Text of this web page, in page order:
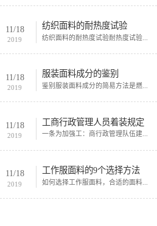
11/18
2019
纺织面料的耐热度试验
纺织面料的耐热度试验耐热度试验...
11/18
2019
服装面料成分的鉴别
鉴别服装面料成分的简易方法是燃...
11/18
2019
工商行政管理人员着装规定
一条为加强工：商行政管理队伍建...
11/18
2019
工作服面料的9个选择方法
如何选择工作服面料，合适的面料...